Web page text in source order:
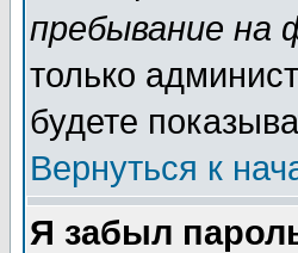
пребывание на
только
будете
Вернуться к
Я забыл